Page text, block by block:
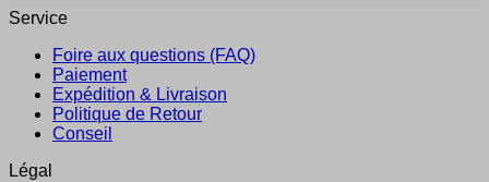
Service
Foire aux questions (FAQ)
Paiement
Expédition & Livraison
Politique de Retour
Conseil
Légal